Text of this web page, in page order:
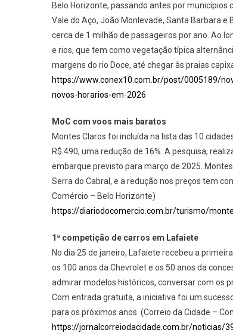
Belo Horizonte, passando antes por municípios
Vale do Aço, João Monlevade, Santa Barbara e
cerca de 1 milhão de passageiros por ano. Ao
e rios, que tem como vegetação típica
margens do rio Doce, até chegar às praias
https://www.conex10.com.br/post/0005189/
novos-horarios-em-2026
MoC com voos mais baratos
Montes Claros foi incluída na lista das 10
R$ 490, uma redução de 16%. A pesquisa,
embarque previsto para março de 2025.
Serra do Cabral, e a redução nos preços tem
Comércio – Belo Horizonte)
https://diariodocomercio.com.br/turismo/
1ª competição de carros em Lafaiete
No dia 25 de janeiro, Lafaiete recebeu a
os 100 anos da Chevrolet e os 50 anos da
admirar modelos históricos, conversar com os
Com entrada gratuita, a iniciativa foi um
para os próximos anos. (Correio da Cidade –
https://jornalcorreiodacidade.com.br/noticias/